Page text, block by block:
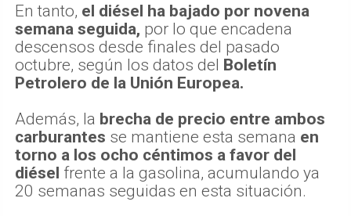
En tanto, el diésel ha bajado por novena
semana seguida, por lo que encadena
descensos desde finales del pasado
octubre, según los datos del Boletín
Petrolero de la Unión Europea.
Además, la brecha de precio entre ambos
carburantes se mantiene esta semana en
torno a los ocho céntimos a favor del
diésel frente a la gasolina, acumulando ya
20 semanas seguidas en esta situación.